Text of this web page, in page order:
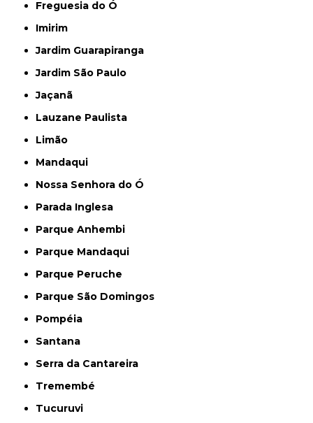
Freguesia do Ó
Imirim
Jardim Guarapiranga
Jardim São Paulo
Jaçanã
Lauzane Paulista
Limão
Mandaqui
Nossa Senhora do Ó
Parada Inglesa
Parque Anhembi
Parque Mandaqui
Parque Peruche
Parque São Domingos
Pompéia
Santana
Serra da Cantareira
Tremembé
Tucuruvi